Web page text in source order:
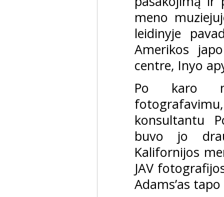
meno
leidinyje
Amerikos
centre, Inyo
Po karo
konsultantu
buvo jo
Kalifornijos
JAV
Adams’as